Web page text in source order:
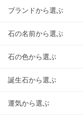
ブランドから選ぶ
石の名前から選ぶ
石の色から選ぶ
誕生石から選ぶ
運気から選ぶ